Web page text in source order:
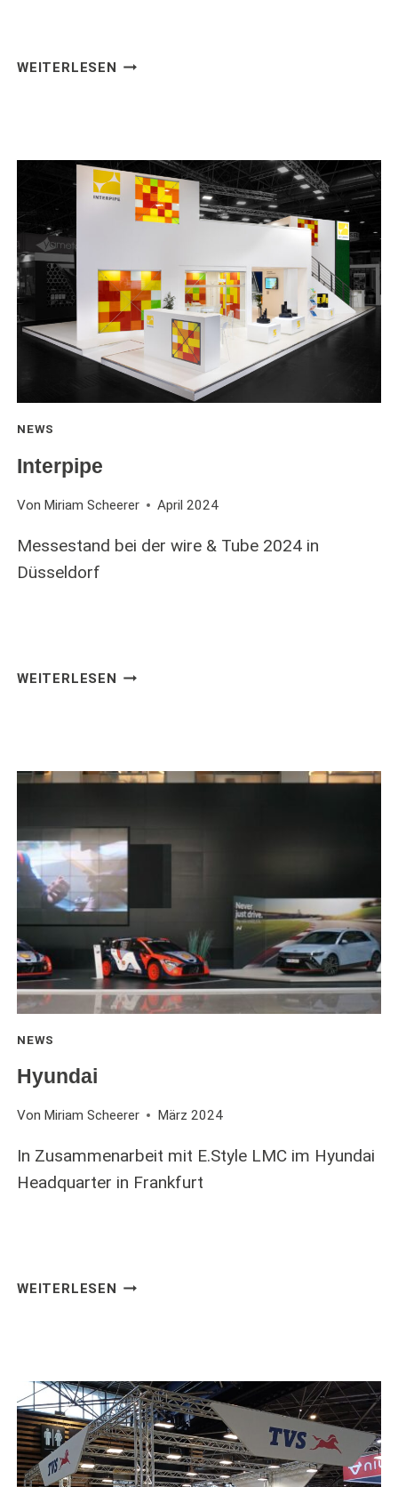
WEITERLESEN BOBCAT
NEWS
Interpipe
Von Miriam Scheerer April 2024
Messestand bei der wire & Tube 2024 in
Düsseldorf
WEITERLESEN INTERPIPE
NEWS
Hyundai
Von Miriam Scheerer März 2024
In Zusammenarbeit mit E.Style LMC im Hyundai
Headquarter in Frankfurt
WEITERLESEN HYUNDAI